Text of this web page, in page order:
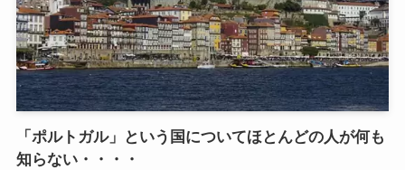
「ポルトガル」という国についてほとんどの人が何も
知らない・・・・